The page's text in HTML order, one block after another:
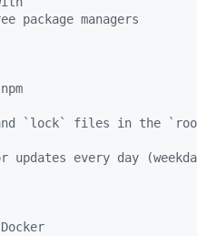
package managers
`lock` files in the
every day